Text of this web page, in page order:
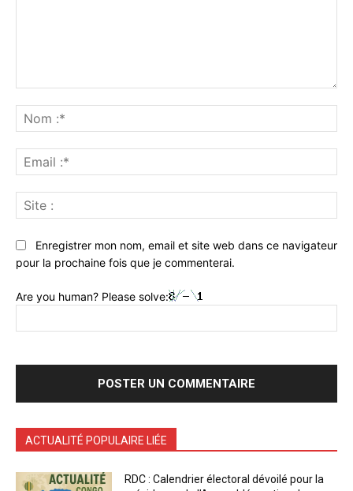
:*
:*
:
Enregistrer mon nom, email et site web dans ce navigateur
pour la prochaine fois que je commenterai.
Are you human? Please solve:
ACTUALITÉ POPULAIRE LIÉE
RDC : Calendrier électoral dévoilé pour la